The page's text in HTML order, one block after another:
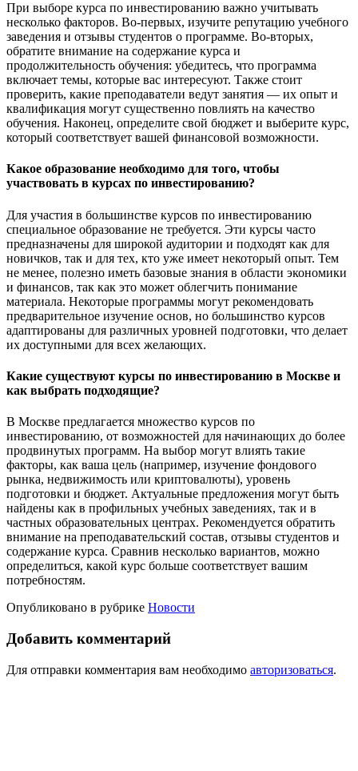
При выборе курса по инвестированию важно учитывать
несколько факторов. Во-первых, изучите репутацию учебного
заведения и отзывы студентов о программе. Во-вторых,
обратите внимание на содержание курса и
продолжительность обучения: убедитесь, что программа
включает темы, которые вас интересуют. Также стоит
проверить, какие преподаватели ведут занятия — их опыт и
квалификация могут существенно повлиять на качество
обучения. Наконец, определите свой бюджет и выберите курс,
который соответствует вашей финансовой возможности.
Какое образование необходимо для того, чтобы
участвовать в курсах по инвестированию?
Для участия в большинстве курсов по инвестированию
специальное образование не требуется. Эти курсы часто
предназначены для широкой аудитории и подходят как для
новичков, так и для тех, кто уже имеет некоторый опыт. Тем
не менее, полезно иметь базовые знания в области экономики
и финансов, так как это может облегчить понимание
материала. Некоторые программы могут рекомендовать
предварительное изучение основ, но большинство курсов
адаптированы для различных уровней подготовки, что делает
их доступными для всех желающих.
Какие существуют курсы по инвестированию в Москве и
как выбрать подходящие?
В Москве предлагается множество курсов по
инвестированию, от возможностей для начинающих до более
продвинутых программ. На выбор могут влиять такие
факторы, как ваша цель (например, изучение фондового
рынка, недвижимость или криптовалюты), уровень
подготовки и бюджет. Актуальные предложения могут быть
найдены как в профильных учебных заведениях, так и в
частных образовательных центрах. Рекомендуется обратить
внимание на преподавательский состав, отзывы студентов и
содержание курса. Сравнив несколько вариантов, можно
определиться, какой курс больше соответствует вашим
потребностям.
Опубликовано в рубрике Новости
Добавить комментарий
Для отправки комментария вам необходимо авторизоваться.